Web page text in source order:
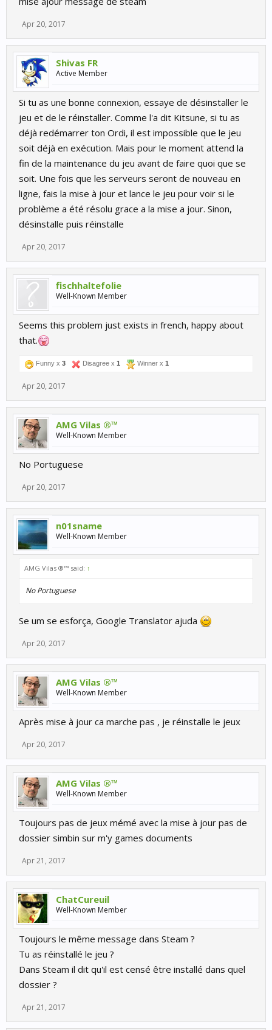
Apr 20, 2017
Shivas FR
Active Member
Si tu as une bonne connexion, essaye de désinstaller le
jeu et de le réinstaller. Comme l'a dit Kitsune, si tu as
déjà redémarrer ton Ordi, il est impossible que le jeu
soit déjà en exécution. Mais pour le moment attend la
fin de la maintenance du jeu avant de faire quoi que se
soit. Une fois que les serveurs seront de nouveau en
ligne, fais la mise à jour et lance le jeu pour voir si le
problème a été résolu grace a la mise a jour. Sinon,
désinstalle puis réinstalle
Apr 20, 2017
fischhaltefolie
Well-Known Member
Seems this problem just exists in french, happy about
that.
Funny x 3 Disagree x 1 Winner x 1
Apr 20, 2017
AMG Vilas ®™
Well-Known Member
No Portuguese
Apr 20, 2017
n01sname
Well-Known Member
AMG Vilas ®™ said: ↑
No Portuguese
Se um se esforça, Google Translator ajuda
Apr 20, 2017
AMG Vilas ®™
Well-Known Member
Après mise à jour ca marche pas , je réinstalle le jeux
Apr 20, 2017
AMG Vilas ®™
Well-Known Member
Toujours pas de jeux mémé avec la mise à jour pas de
dossier simbin sur m'y games documents
Apr 21, 2017
ChatCureuil
Well-Known Member
Toujours le même message dans Steam ?
Tu as réinstallé le jeu ?
Dans Steam il dit qu'il est censé être installé dans quel
dossier ?
Apr 21, 2017